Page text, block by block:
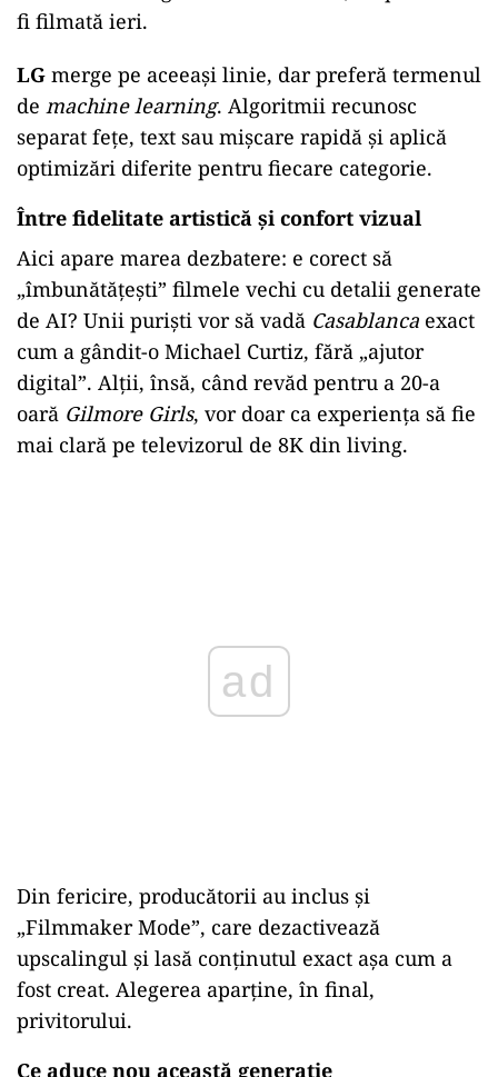
fi filmată ieri.
LG merge pe aceeași linie, dar preferă termenul
de machine learning. Algoritmii recunosc
separat fețe, text sau mișcare rapidă și aplică
optimizări diferite pentru fiecare categorie.
Între fidelitate artistică și confort vizual
Aici apare marea dezbatere: e corect să
„îmbunătățești” filmele vechi cu detalii generate
de AI? Unii puriști vor să vadă Casablanca exact
cum a gândit-o Michael Curtiz, fără „ajutor
digital”. Alții, însă, când revăd pentru a 20-a
oară Gilmore Girls, vor doar ca experiența să fie
mai clară pe televizorul de 8K din living.
ad
Din fericire, producătorii au inclus și
„Filmmaker Mode”, care dezactivează
upscalingul și lasă conținutul exact așa cum a
fost creat. Alegerea aparține, în final,
privitorului.
Ce aduce nou această generație